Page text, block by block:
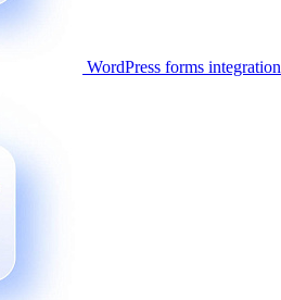
WordPress forms integration